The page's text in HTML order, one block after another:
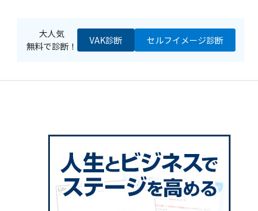
大人気
無料で診断！
VAK診断 セルフイメージ診断